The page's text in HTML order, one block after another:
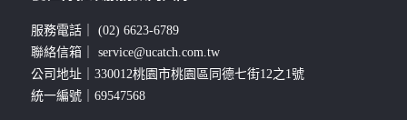
服務電話｜ (02) 6623-6789
聯絡信箱｜ service@ucatch.com.tw
公司地址｜330012桃園市桃園區同德七街12之1號
統一編號｜69547568